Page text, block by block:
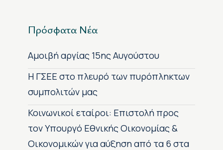
Πρόσφατα Νέα
Αμοιβή αργίας 15ης Αυγούστου
H ΓΣΕΕ στο πλευρό των πυρόπληκτων
συμπολιτών μας
Κοινωνικοί εταίροι: Επιστολή προς
τον Υπουργό Εθνικής Οικονομίας &
Οικονομικών για αύξηση από τα 6 στα